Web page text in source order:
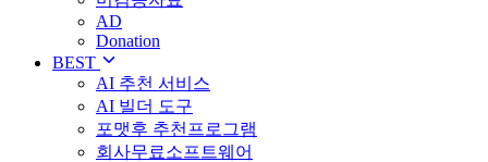
AD
Donation
BEST
AI 추천 서비스
AI 빌더 도구
포맷후 추천프로그램
회사무료소프트웨어